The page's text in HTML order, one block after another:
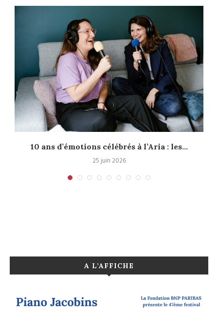
10 ans d’émotions célébrés à l’Aria : les...
25 juin 2026
A L’AFFICHE